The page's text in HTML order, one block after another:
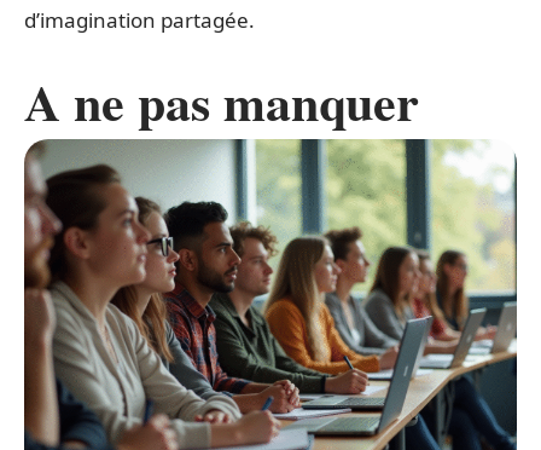
d’imagination partagée.
A ne pas manquer